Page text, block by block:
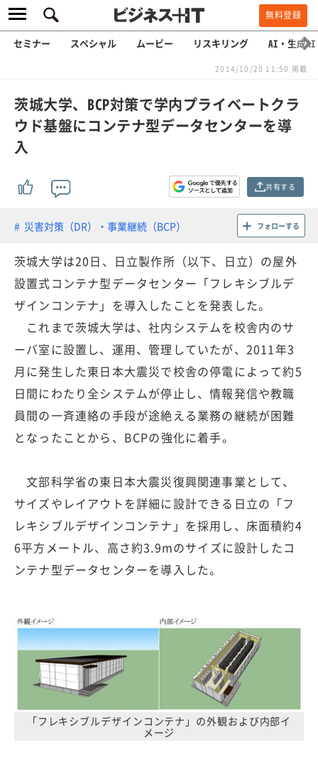
無料登録
セミナー スペシャル ムービー リスキリング AI・生成AI
2014/10/20 11:50 掲載
茨城大学、BCP対策で学内プライベートクラ
ウド基盤にコンテナ型データセンターを導
入
共有する
災害対策（DR）・事業継続（BCP） フォローする
茨城大学は20日、日立製作所（以下、日立）の屋外
設置式コンテナ型データセンター「フレキシブルデ
ザインコンテナ」を導入したことを発表した。
これまで茨城大学は、社内システムを校舎内のサ
ーバ室に設置し、運用、管理していたが、2011年3
月に発生した東日本大震災で校舎の停電によって約5
日間にわたり全システムが停止し、情報発信や教職
員間の一斉連絡の手段が途絶える業務の継続が困難
となったことから、BCPの強化に着手。
文部科学省の東日本大震災復興関連事業として、
サイズやレイアウトを詳細に設計できる日立の「フ
レキシブルデザインコンテナ」を採用し、床面積約4
6平方メートル、高さ約3.9mのサイズに設計したコ
ンテナ型データセンターを導入した。
「フレキシブルデザインコンテナ」の外観および内部イ
メージ